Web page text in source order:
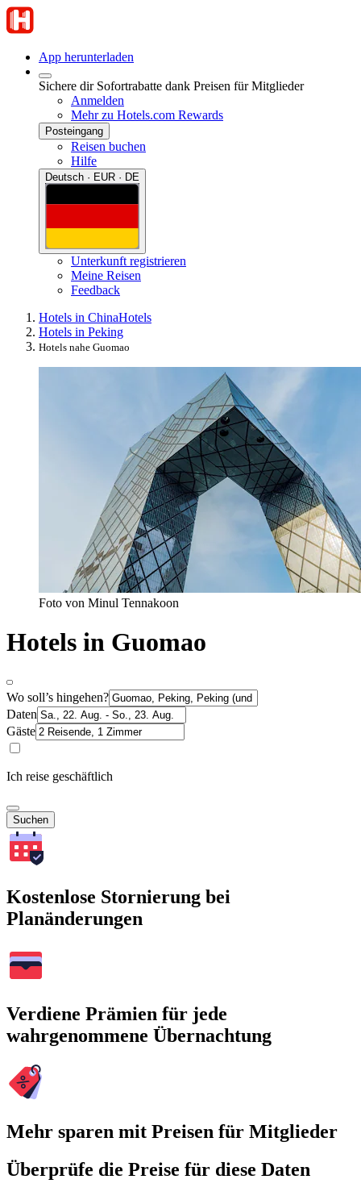
App herunterladen
Sichere dir Sofortrabatte dank Preisen für Mitglieder
Anmelden
Mehr zu Hotels.com Rewards
Posteingang
Reisen buchen
Hilfe
Deutsch · EUR · DE
Unterkunft registrieren
Meine Reisen
Feedback
Hotels in ChinaHotels
Hotels in Peking
Hotels nahe Guomao
Foto von Minul Tennakoon
Hotels in Guomao
Wo soll’s hingehen?
Daten
Gäste
Ich reise geschäftlich
Suchen
Kostenlose Stornierung bei
Planänderungen
Verdiene Prämien für jede
wahrgenommene Übernachtung
Mehr sparen mit Preisen für Mitglieder
Überprüfe die Preise für diese Daten